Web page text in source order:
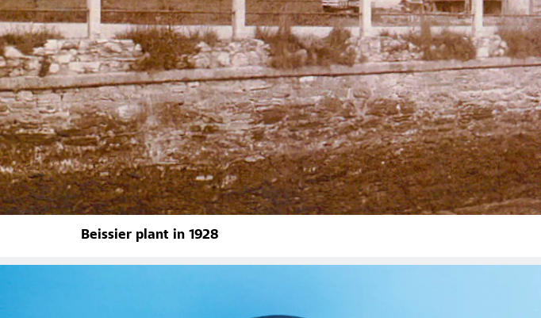
Beissier plant in 1928